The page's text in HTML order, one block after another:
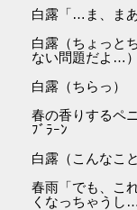
白露「…ま、ま
白露（ちょっと
ない問題だよ…）
白露（ちらっ）
春の香りするペ
ﾌﾞﾗｰﾝ
白露（こんなこ
春雨「でも、こ
くなっちゃうし